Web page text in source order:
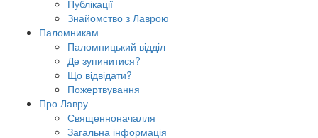
Публікації
Знайомство з Лаврою
Паломникам
Паломницький відділ
Де зупинитися?
Що відвідати?
Пожертвування
Про Лавру
Священноначалля
Загальна інформація